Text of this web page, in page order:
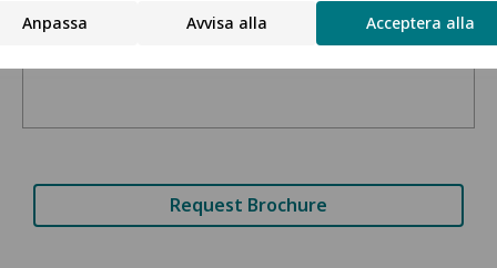
Anpassa Avvisa alla Acceptera alla
Website:
www.spas-wellness.fr
Request Brochure